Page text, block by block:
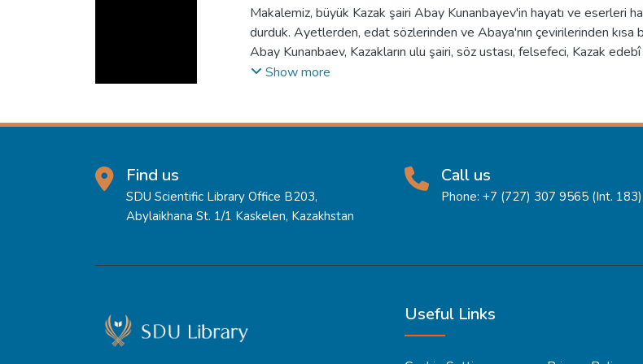
Makalemiz, büyük Kazak şairi Abay Kunanbayev'in hayatı ve eserleri
durduk. Ayetlerden, edat sözlerinden ve Abaya'nın çevirilerinden kısa
Abay Kunanbaev, Kazakların ulu şairi, söz ustası, felsefeci, Kazak
büyük yazardır.
Show more
Find us
SDU Scientific Library Office B203,
Abylaikhana St. 1/1 Kaskelen, Kazakhstan
Call us
Phone: +7 (727) 307 9565 (Int. 183)
Useful Links